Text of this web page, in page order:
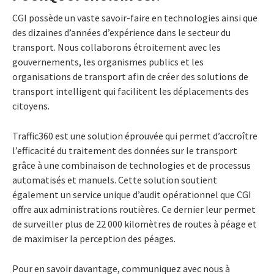
CGI possède un vaste savoir-faire en technologies ainsi que
des dizaines d’années d’expérience dans le secteur du
transport. Nous collaborons étroitement avec les
gouvernements, les organismes publics et les
organisations de transport afin de créer des solutions de
transport intelligent qui facilitent les déplacements des
citoyens.
Traffic360 est une solution éprouvée qui permet d’accroître
l’efficacité du traitement des données sur le transport
grâce à une combinaison de technologies et de processus
automatisés et manuels. Cette solution soutient
également un service unique d’audit opérationnel que CGI
offre aux administrations routières. Ce dernier leur permet
de surveiller plus de 22 000 kilomètres de routes à péage et
de maximiser la perception des péages.
Pour en savoir davantage, communiquez avec nous à